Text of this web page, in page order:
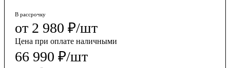
2 980 ₽/шт
Цена при оплате наличными
66 990 ₽/шт